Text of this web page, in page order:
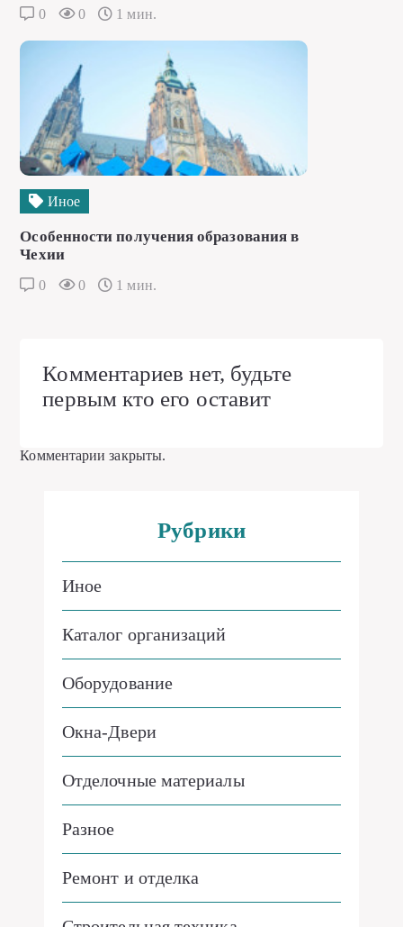
0 0 1 мин.
Иное
Особенности получения образования в
Чехии
0 0 1 мин.
Комментариев нет, будьте
первым кто его оставит
Комментарии закрыты.
Рубрики
Иное
Каталог организаций
Оборудование
Окна-Двери
Отделочные материалы
Разное
Ремонт и отделка